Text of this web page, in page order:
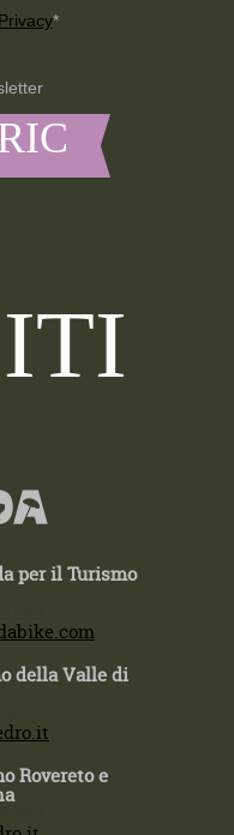
Privacy*
per il Turismo
della Valle di
Rovereto e